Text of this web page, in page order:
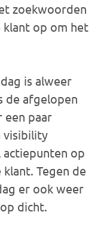
zoekwoorden
klant op om het
is alweer
de afgelopen
een paar
visibility
op
Tegen de
er ook weer
dicht.